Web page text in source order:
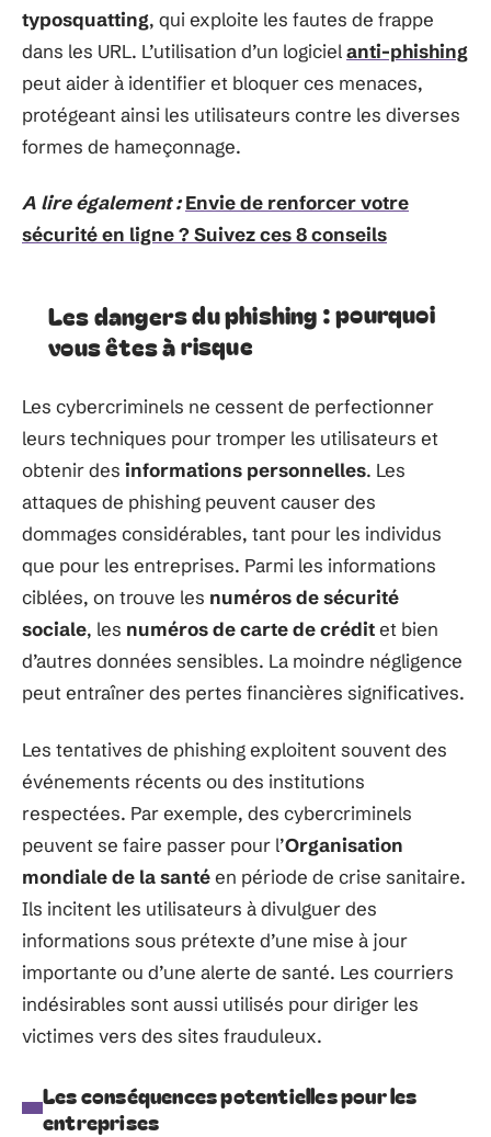
typosquatting, qui exploite les fautes de frappe
dans les URL. L’utilisation d’un logicielanti-phishing
peut aider à identifier et bloquer ces menaces,
protégeant ainsi les utilisateurs contre les diverses
formes de hameçonnage.
A lire également : Envie de renforcer votre
sécurité en ligne ? Suivez ces 8 conseils
Les dangers du phishing : pourquoi
vous êtes à risque
Les cybercriminels ne cessent de perfectionner
leurs techniques pour tromper les utilisateurs et
obtenir des informations personnelles. Les
attaques de phishing peuvent causer des
dommages considérables, tant pour les individus
que pour les entreprises. Parmi les informations
ciblées, on trouve les numéros de sécurité
sociale, les numéros de carte de créditet bien
d’autres données sensibles. La moindre négligence
peut entraîner des pertes financières significatives.
Les tentatives de phishing exploitent souvent des
événements récents ou des institutions
respectées. Par exemple, des cybercriminels
peuvent se faire passer pour l’Organisation
mondiale de la santéen période de crise sanitaire.
Ils incitent les utilisateurs à divulguer des
informations sous prétexte d’une mise à jour
importante ou d’une alerte de santé. Les courriers
indésirables sont aussi utilisés pour diriger les
victimes vers des sites frauduleux.
Les conséquences potentielles pour les
entreprises